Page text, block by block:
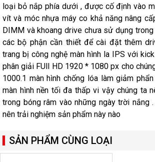
loại bỏ nắp phía dưới , được cố định vào
vít và móc nhựa máy co khả năng nâng
DIMM và khoang drive chưa sử dụng
các bộ phận cần thiết để cài đặt thêm
trang bị công nghệ màn hình la IPS với
phân giải FUll HD 1920 * 1080 px cho
1000.1 màn hình chống lóa làm giảm
màn hình nền tối đa thấp vi vậy chúng ta
trong bóng râm vào những ngày trời nắng
nên trải nghiệm sản phẩm này nào
SẢN PHẨM CÙNG LOẠI